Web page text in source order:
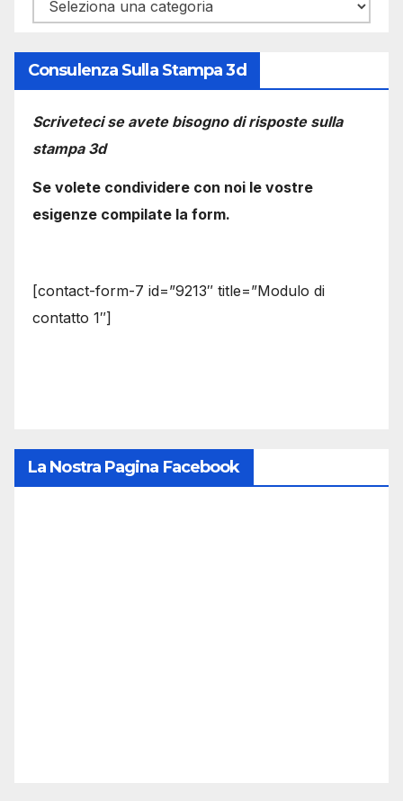
Consulenza Sulla Stampa 3d
Scriveteci se avete bisogno di risposte sulla
stampa 3d
Se volete condividere con noi le vostre
esigenze compilate la form.
[contact-form-7 id=”9213″ title=”Modulo di
contatto 1″]
La Nostra Pagina Facebook